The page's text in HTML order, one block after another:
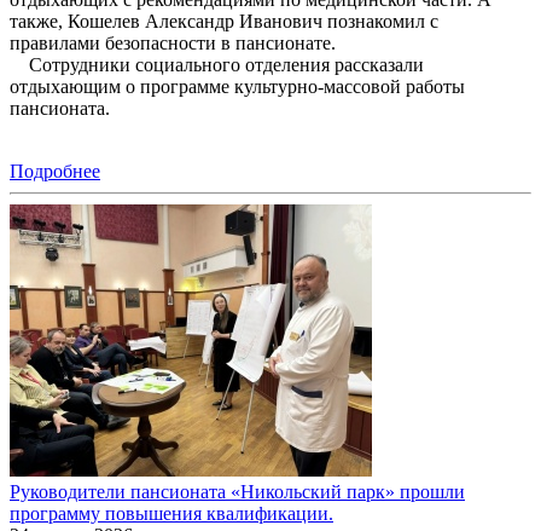
также, Кошелев Александр Иванович познакомил с
правилами безопасности в пансионате.
Сотрудники социального отделения рассказали
отдыхающим о программе культурно-массовой работы
пансионата.
Подробнее
Руководители пансионата «Никольский парк» прошли
программу повышения квалификации.